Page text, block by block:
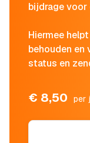
bijdrage voor
Hiermee
behouden en
status en
€ 8,50 per